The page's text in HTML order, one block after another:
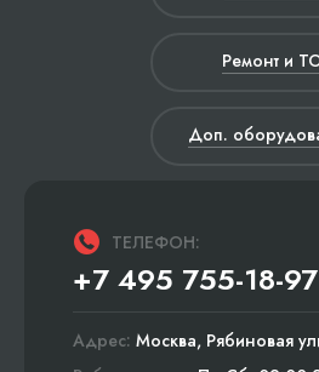
Ремонт и
Доп.
ТЕЛЕФОН:
+7 495 755-18-97
Адрес: Москва, Рябиновая